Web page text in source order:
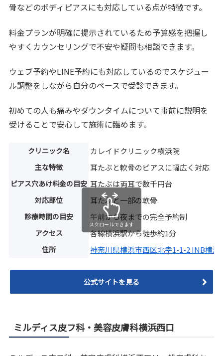
骨などのボディピアスにも対応している点が特徴です。
料金プランが明確に提示されているため予算感を把握し
やすくカウンセリングで不安や疑問も相談できます。
ウェブ予約やLINE予約にも対応しているのでスケジュー
ル調整をしながら自分のペースで受診できます。
初めての人も痛みやダウンタイムについて事前に説明を
受けることで安心して施術に臨めます。
クリニック名 カレイドクリニック横浜院
主な特徴 耳たぶと軟骨のピアスに幅広く対応
ピアス穴あけ料金の目安 耳たぶは両耳で数千円台
対応部位 耳たぶと一部の軟骨
診療時間の目安 午前から夜までの完全予約制
アクセス 各線横浜駅から徒歩約1分
住所 神奈川県横浜市西区北幸1-1-2 INB横浜
スクロールできます
公式サイトを見る
ミルディス皮フ科・美容皮膚科横浜西口